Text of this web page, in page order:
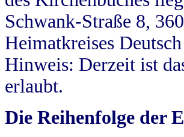
Schwank-Straße 8,
Heimatkreises
Hinweis: Derzeit ist
erlaubt.
Die Reihenfolge der